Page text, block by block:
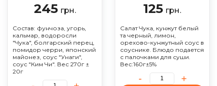
245 грн.
Состав: фунчоза, угорь,
кальмар, водоросли
"Чука", болгарский перец,
помидор черри, японский
майонез, соус "Унаги",
соус "Ким Чи". Вес 270г ±
20г
125 грн.
Салат Чука, кунжут белый
та черный, лимон,
орехово-кунжутный соус в
соуснике. Блюдо подается
с палочками для суши.
Вес:160г±5%